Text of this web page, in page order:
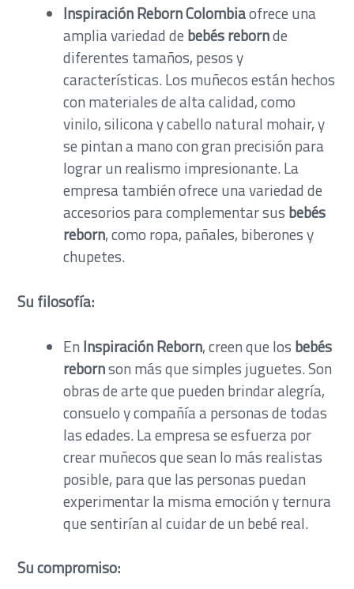
Inspiración Reborn Colombiaofrece una
amplia variedad debebés rebornde
diferentes tamaños, pesos y
características. Los muñecos están hechos
con materiales de alta calidad, como
vinilo, silicona y cabello natural mohair, y
se pintan a mano con gran precisión para
lograr un realismo impresionante. La
empresa también ofrece una variedad de
accesorios para complementar sus bebés
reborn, como ropa, pañales, biberones y
chupetes.
Su filosofía:
EnInspiración Reborn, creen que los bebés
rebornson más que simples juguetes. Son
obras de arte que pueden brindar alegría,
consuelo y compañía a personas de todas
las edades. La empresa se esfuerza por
crear muñecos que sean lo más realistas
posible, para que las personas puedan
experimentar la misma emoción y ternura
que sentirían al cuidar de un bebé real.
Su compromiso: